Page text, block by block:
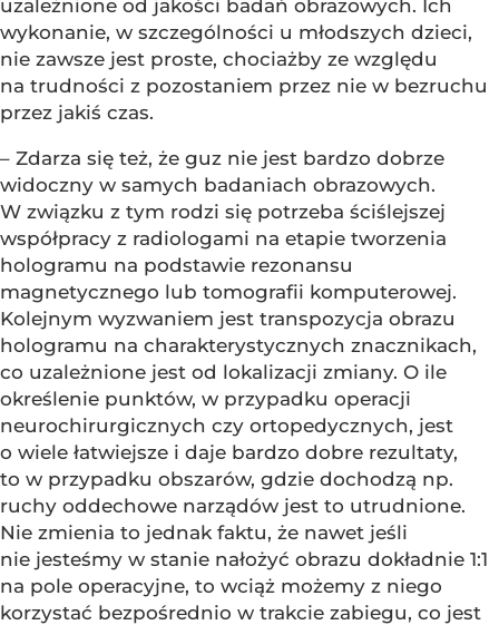
uzależnione od jakości badań obrazowych. Ich
wykonanie, w szczególności u młodszych dzieci,
nie zawsze jest proste, chociażby ze względu
na trudności z pozostaniem przez nie w bezruchu
przez jakiś czas.
– Zdarza się też, że guz nie jest bardzo dobrze
widoczny w samych badaniach obrazowych.
W związku z tym rodzi się potrzeba ściślejszej
współpracy z radiologami na etapie tworzenia
hologramu na podstawie rezonansu
magnetycznego lub tomografii komputerowej.
Kolejnym wyzwaniem jest transpozycja obrazu
hologramu na charakterystycznych znacznikach,
co uzależnione jest od lokalizacji zmiany. O ile
określenie punktów, w przypadku operacji
neurochirurgicznych czy ortopedycznych, jest
o wiele łatwiejsze i daje bardzo dobre rezultaty,
to w przypadku obszarów, gdzie dochodzą np.
ruchy oddechowe narządów jest to utrudnione.
Nie zmienia to jednak faktu, że nawet jeśli
nie jesteśmy w stanie nałożyć obrazu dokładnie 1:1
na pole operacyjne, to wciąż możemy z niego
korzystać bezpośrednio w trakcie zabiegu, co jest